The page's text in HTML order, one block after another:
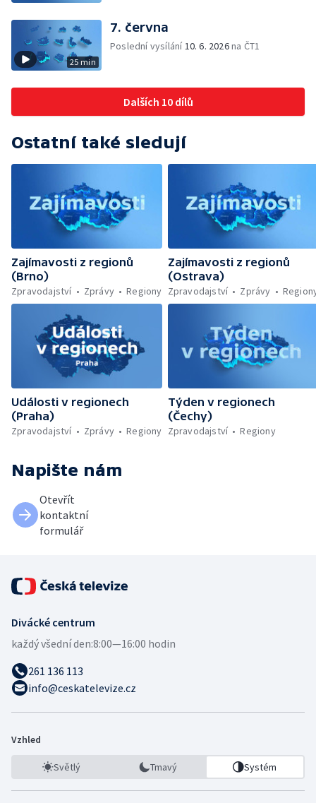
25 min
7. června
Poslední vysílání10. 6. 2026na ČT1
Dalších 10 dílů
Ostatní také sledují
Zajímavosti z regionů
(Brno)
Zpravodajství
Zprávy Regiony
Zajímavosti z regionů
(Ostrava)
Zpravodajství
Zprávy
Události v regionech
(Praha)
Zpravodajství
Zprávy Regiony
Týden v regionech
(Čechy)
Zpravodajství
Regiony
Napište nám
Otevřít
kontaktní
formulář
Divácké centrum
každý všední den:8:00—16:00 hodin
261 136 113
info@ceskatelevize.cz
Vzhled
Světlý Tmavý Systém